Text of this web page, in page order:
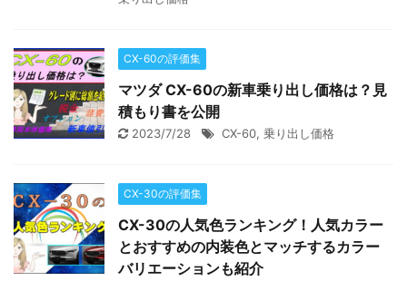
CX-60の評価集
マツダ CX-60の新車乗り出し価格は？見
積もり書を公開
2023/7/28 CX-60, 乗り出し価格
CX-30の評価集
CX-30の人気色ランキング！人気カラー
とおすすめの内装色とマッチするカラー
バリエーションも紹介